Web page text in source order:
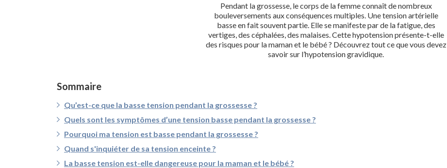
Pendant la grossesse, le corps de la femme connaît de nombreux
bouleversements aux conséquences multiples. Une tension artérielle
basse en fait souvent partie. Elle se manifeste par de la fatigue, des
vertiges, des céphalées, des malaises. Cette hypotension présente-t-elle
des risques pour la maman et le bébé ? Découvrez tout ce que vous devez
savoir sur l’hypotension gravidique.
Sommaire
Qu’est-ce que la basse tension pendant la grossesse ?
Quels sont les symptômes d’une tension basse pendant la grossesse ?
Pourquoi ma tension est basse pendant la grossesse ?
Quand s'inquiéter de sa tension enceinte ?
La basse tension est-elle dangereuse pour la maman et le bébé ?